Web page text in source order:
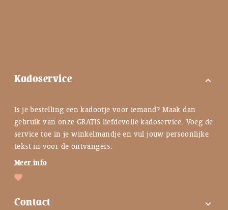
Kadoservice expand_more
Is je bestelling een kadootje voor iemand? Maak dan
gebruik van onze GRATIS liefdevolle kadoservice. Voeg de
service toe in je winkelmandje en vul jouw persoonlijke
tekst in voor de ontvangers.
Meer info
Contact expand_more